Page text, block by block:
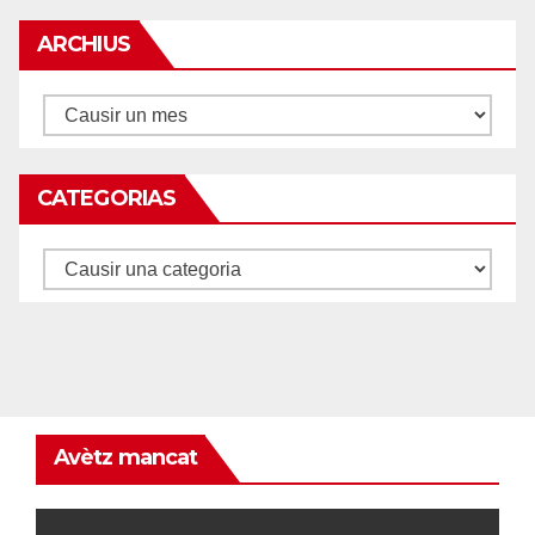
ARCHIUS
Archius
CATEGORIAS
Categorias
Avètz mancat